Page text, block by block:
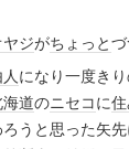
ヤジがちょっと
になり一度き
海道のニセコに
うと思った矢先